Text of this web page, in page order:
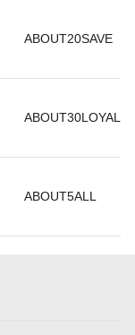
ABOUT20SAVE
ABOUT30LOYAL
ABOUT5ALL